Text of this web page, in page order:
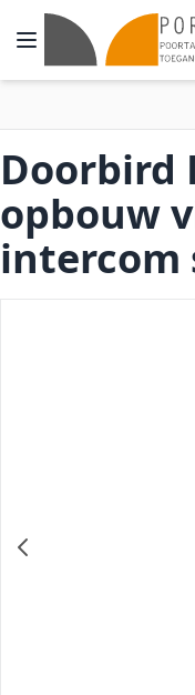
Ga naar de inhoud
Toggle Nav
Doorbird
opbouw
intercom